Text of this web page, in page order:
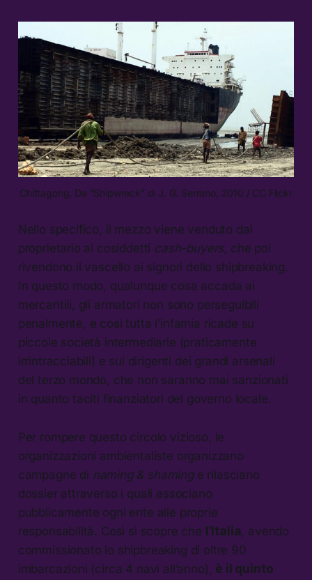
Chittagong. Da “Shipwreck” di J. G. Serrano, 2010 / CC Flickr
Nello specifico, il mezzo viene venduto dal
proprietario ai cosiddetti cash-buyers, che poi
rivendono il vascello ai signori dello shipbreaking.
In questo modo, qualunque cosa accada ai
mercantili, gli armatori non sono perseguibili
penalmente, e così tutta l’infamia ricade su
piccole società intermediarie (praticamente
irrintracciabili) e sui dirigenti dei grandi arsenali
del terzo mondo, che non saranno mai sanzionati
in quanto taciti finanziatori del governo locale.
Per rompere questo circolo vizioso, le
organizzazioni ambientaliste organizzano
campagne di naming & shaminge rilasciano
dossier attraverso i quali associano
pubblicamente ogni ente alle proprie
responsabilità. Così si scopre che l’Italia, avendo
commissionato lo shipbreaking di oltre 90
imbarcazioni (circa 4 navi all’anno), è il quinto